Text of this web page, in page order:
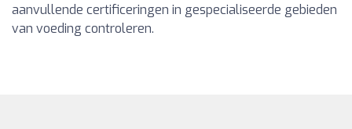
aanvullende certificeringen in gespecialiseerde gebieden
van voeding controleren.